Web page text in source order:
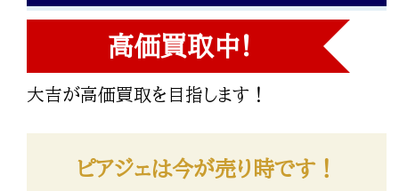
高価買取中!
大吉が高価買取を目指します！
ピアジェは今が売り時です！